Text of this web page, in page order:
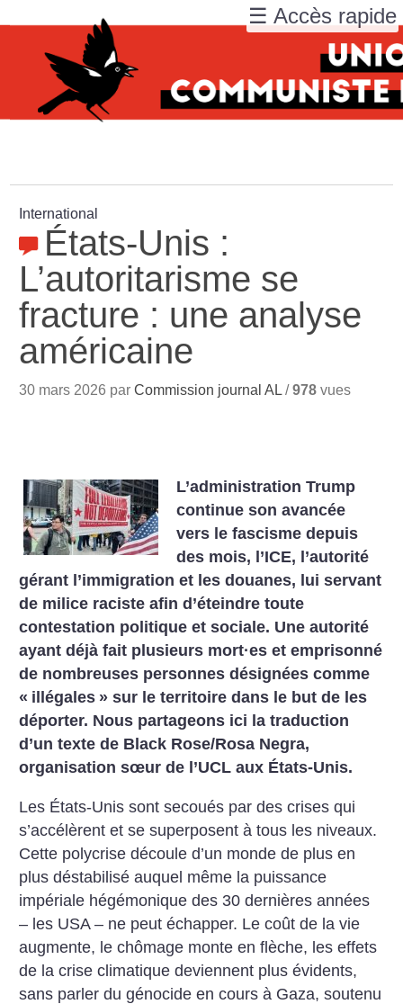
International
États-Unis :
L’autoritarisme se
fracture : une analyse
américaine
30 mars 2026 parCommission journal AL /978 vues
L’administration Trump
continue son avancée
vers le fascisme depuis
des mois, l’ICE, l’autorité
gérant l’immigration et les douanes, lui servant
de milice raciste afin d’éteindre toute
contestation politique et sociale. Une autorité
ayant déjà fait plusieurs mort·es et emprisonné
de nombreuses personnes désignées comme
« illégales » sur le territoire dans le but de les
déporter. Nous partageons ici la traduction
d’un texte de Black Rose/Rosa Negra,
organisation sœur de l’UCL aux États-Unis.
Les États-Unis sont secoués par des crises qui
s’accélèrent et se superposent à tous les niveaux.
Cette polycrise découle d’un monde de plus en
plus déstabilisé auquel même la puissance
impériale hégémonique des 30 dernières années
– les USA – ne peut échapper. Le coût de la vie
augmente, le chômage monte en flèche, les effets
de la crise climatique deviennent plus évidents,
sans parler du génocide en cours à Gaza, soutenu
☰ Accès rapide